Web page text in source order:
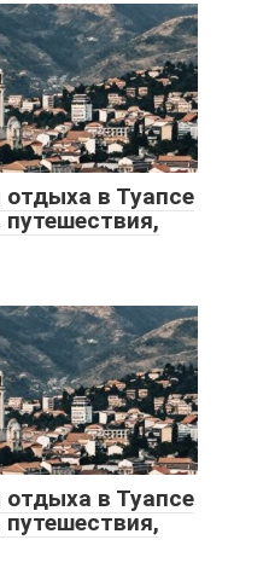
в Туапсе
путешествия,
в Туапсе
путешествия,